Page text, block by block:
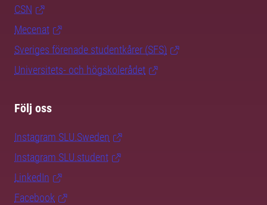
CSN
Mecenat
Sveriges förenade studentkårer (SFS)
Universitets- och högskolerådet
Följ oss
Instagram SLU.Sweden
Instagram SLU.student
LinkedIn
Facebook